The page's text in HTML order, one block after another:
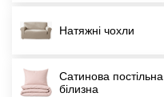
Натяжні чохли
Сатинова постільна
білизна